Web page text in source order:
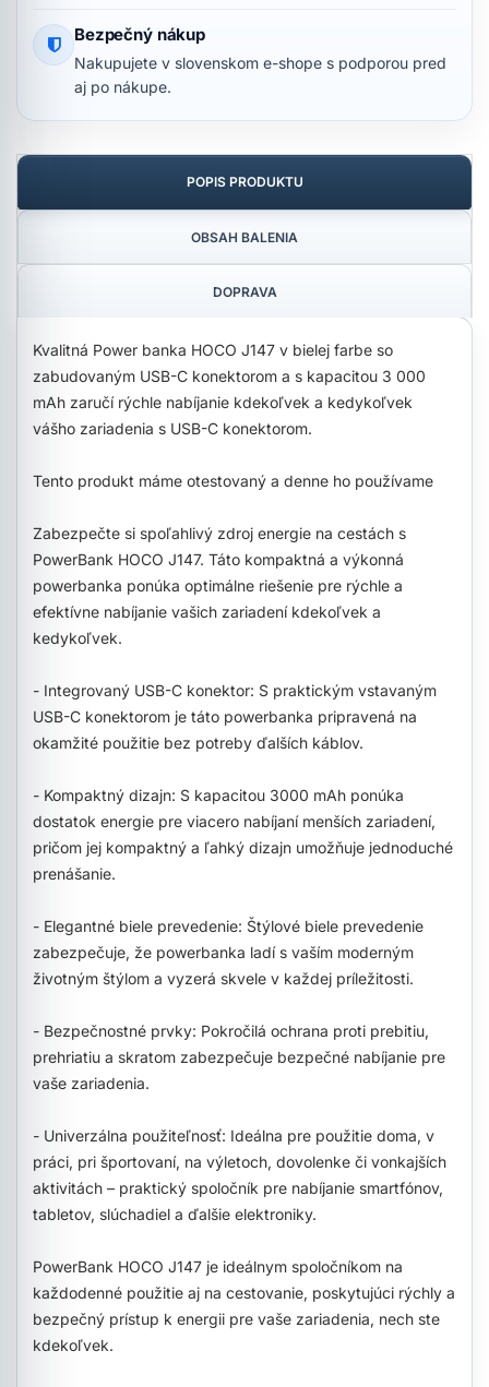
Bezpečný nákup
Nakupujete v slovenskom e-shope s podporou pred
aj po nákupe.
POPIS PRODUKTU
OBSAH BALENIA
DOPRAVA
Kvalitná Power banka HOCO J147 v bielej farbe so
zabudovaným USB-C konektorom a s kapacitou 3 000
mAh zaručí rýchle nabíjanie kdekoľvek a kedykoľvek
vášho zariadenia s USB-C konektorom.
Tento produkt máme otestovaný a denne ho používame
Zabezpečte si spoľahlivý zdroj energie na cestách s
PowerBank HOCO J147. Táto kompaktná a výkonná
powerbanka ponúka optimálne riešenie pre rýchle a
efektívne nabíjanie vašich zariadení kdekoľvek a
kedykoľvek.
- Integrovaný USB-C konektor: S praktickým vstavaným
USB-C konektorom je táto powerbanka pripravená na
okamžité použitie bez potreby ďalších káblov.
- Kompaktný dizajn: S kapacitou 3000 mAh ponúka
dostatok energie pre viacero nabíjaní menších zariadení,
pričom jej kompaktný a ľahký dizajn umožňuje jednoduché
prenášanie.
- Elegantné biele prevedenie: Štýlové biele prevedenie
zabezpečuje, že powerbanka ladí s vaším moderným
životným štýlom a vyzerá skvele v každej príležitosti.
- Bezpečnostné prvky: Pokročilá ochrana proti prebitiu,
prehriatiu a skratom zabezpečuje bezpečné nabíjanie pre
vaše zariadenia.
- Univerzálna použiteľnosť: Ideálna pre použitie doma, v
práci, pri športovaní, na výletoch, dovolenke či vonkajších
aktivitách – praktický spoločník pre nabíjanie smartfónov,
tabletov, slúchadiel a ďalšie elektroniky.
PowerBank HOCO J147 je ideálnym spoločníkom na
každodenné použitie aj na cestovanie, poskytujúci rýchly a
bezpečný prístup k energii pre vaše zariadenia, nech ste
kdekoľvek.